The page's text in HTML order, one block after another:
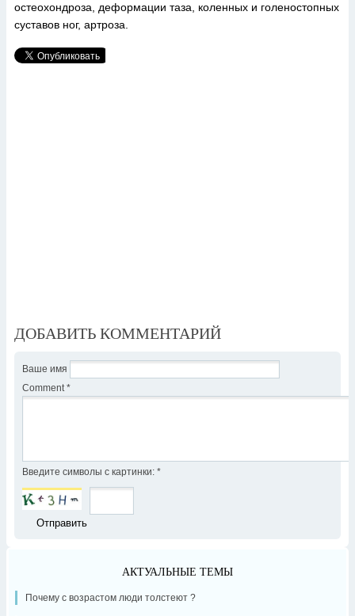
остеохондроза, деформации таза, коленных и голеностопных
суставов ног, артроза.
ДОБАВИТЬ КОММЕНТАРИЙ
Ваше имя
Comment *
Введите символы с картинки: *
АКТУАЛЬНЫЕ ТЕМЫ
Почему с возрастом люди толстеют ?